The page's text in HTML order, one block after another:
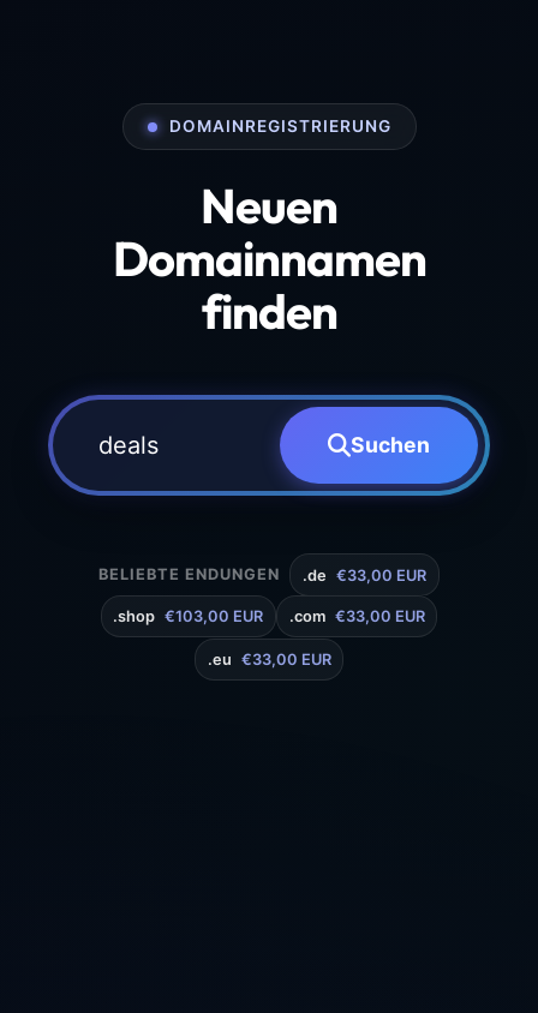
DOMAINREGISTRIERUNG
Neuen
Domainnamen
finden
Suchen
BELIEBTE ENDUNGEN .de €33,00 EUR
.shop €103,00 EUR .com €33,00 EUR
.eu €33,00 EUR